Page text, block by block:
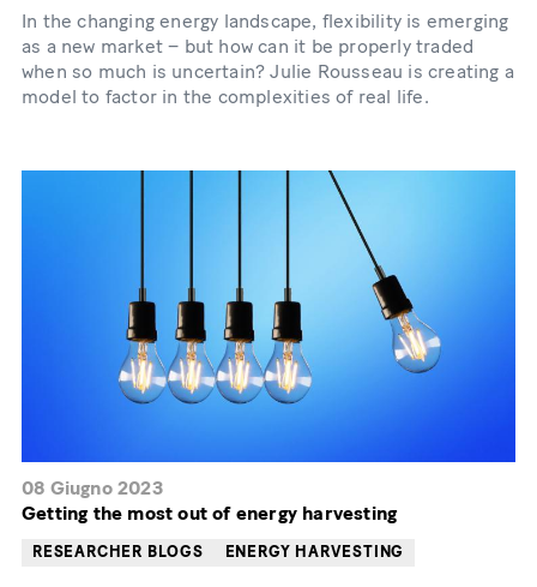
In the changing energy landscape, flexibility is emerging
as a new market – but how can it be properly traded
when so much is uncertain? Julie Rousseau is creating a
model to factor in the complexities of real life.
08 Giugno 2023
Getting the most out of energy harvesting
RESEARCHER BLOGS ENERGY HARVESTING